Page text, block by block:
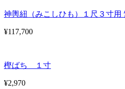
神輿紐（みこしひも）１尺３寸用
¥117,700
樫ばち １寸
¥2,970